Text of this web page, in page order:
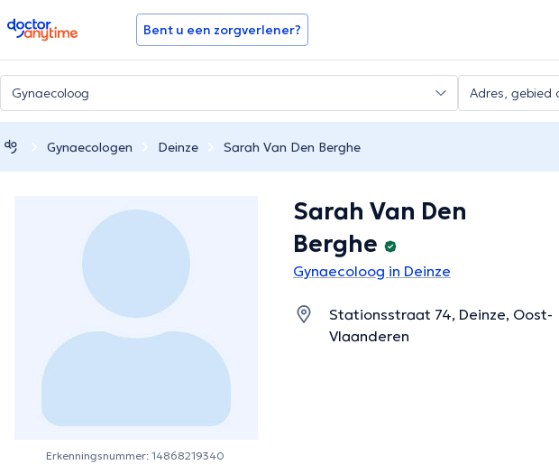
doctoranytime Bent u een zorgverlener?
Gynaecologen Deinze Sarah Van Den Berghe
Erkenningsnummer: 14868219340
Sarah Van Den
Berghe
Gynaecoloog in Deinze
Stationsstraat 74, Deinze, Oost-
Vlaanderen